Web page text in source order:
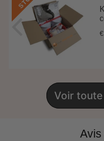
Voir
Avis